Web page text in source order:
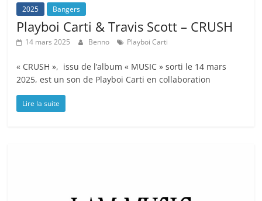
2025 Bangers
Playboi Carti & Travis Scott – CRUSH
14 mars 2025 Benno Playboi Carti
« CRUSH », issu de l’album « MUSIC » sorti le 14 mars
2025, est un son de Playboi Carti en collaboration
Lire la suite